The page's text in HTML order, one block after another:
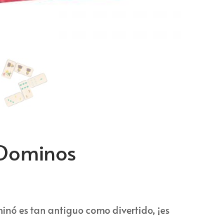
es tan antiguo como divertido, ¡es